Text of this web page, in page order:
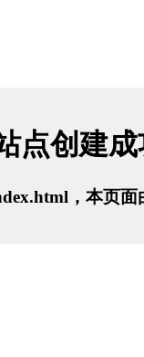
点创建
，本页面